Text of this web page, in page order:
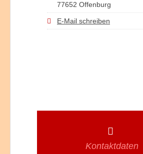
77652 Offenburg
E-Mail schreiben
Kontaktdaten